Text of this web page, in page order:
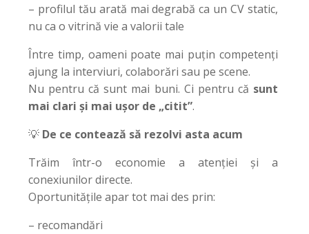
– profilul tău arată mai degrabă ca un CV static,
nu ca o vitrină vie a valorii tale
Între timp, oameni poate mai puțin competenți
ajung la interviuri, colaborări sau pe scene.
Nu pentru că sunt mai buni. Ci pentru că sunt
mai clari și mai ușor de „citit”.
💡 De ce contează să rezolvi asta acum
Trăim într-o economie a atenției și a
conexiunilor directe.
Oportunitățile apar tot mai des prin:
– recomandări